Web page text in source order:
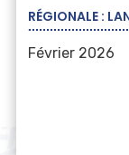
RÉGIONALE :
PROJET DE
Février 2026